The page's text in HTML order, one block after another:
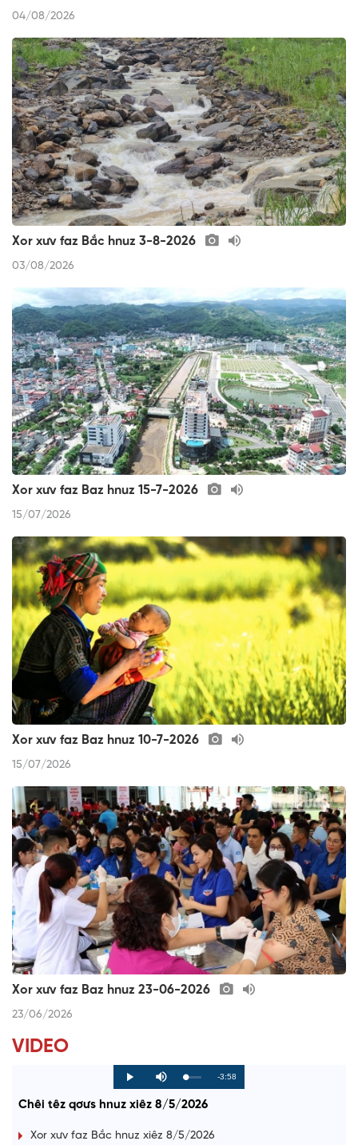
04/08/2026
Xor xưv faz Bắc hnuz 3-8-2026
03/08/2026
Xor xưv faz Baz hnuz 15-7-2026
15/07/2026
Xor xưv faz Baz hnuz 10-7-2026
15/07/2026
Xor xưv faz Baz hnuz 23-06-2026
23/06/2026
VIDEO
P
l
y
M
u
e
L
o
d
0
P
r
g
s
R
-3:58
Chêi têz qơưs hnuz xiêz 8/5/2026
Xor xưv faz Bắc hnuz xiêz 8/5/2026